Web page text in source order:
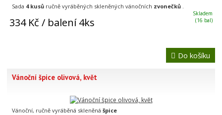
Sada 4 kusů ručně vyráběných skleněných vánočních zvonečků .
334 Kč / balení 4ks
Skladem
(16 bal)
Do košíku
Vánoční špice olivová, květ
Vánoční, ručně vyráběná skleněnášpice